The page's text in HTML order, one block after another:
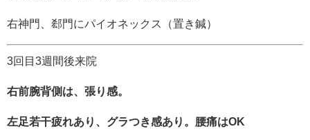
右神門、郄門にパイオネックス（置き鍼）
3回目3週間後来院
右前腕背側は、張り感。
左足若干疲れあり、グラつき感あり。腰痛はOK